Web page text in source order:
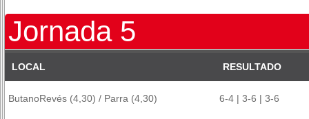
Jornada 5
LOCAL RESULTADO
ButanoRevés (4,30) / Parra (4,30) 6-4 | 3-6 | 3-6